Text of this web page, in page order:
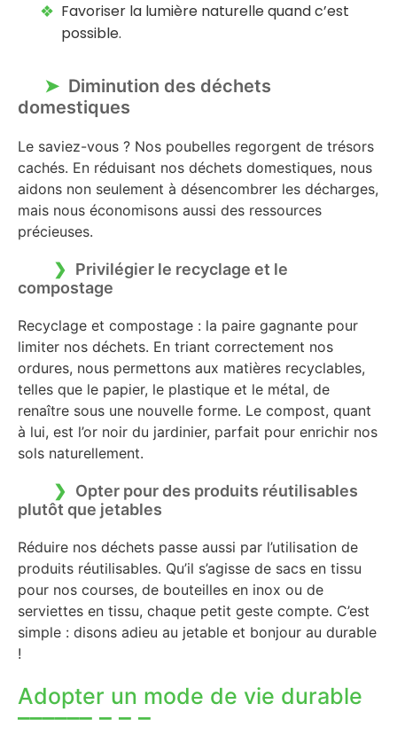
Favoriser la lumière naturelle quand c’est
possible.
Diminution des déchets
domestiques
Le saviez-vous ? Nos poubelles regorgent de trésors
cachés. En réduisant nos déchets domestiques, nous
aidons non seulement à désencombrer les décharges,
mais nous économisons aussi des ressources
précieuses.
Privilégier le recyclage et le
compostage
Recyclage et compostage : la paire gagnante pour
limiter nos déchets. En triant correctement nos
ordures, nous permettons aux matières recyclables,
telles que le papier, le plastique et le métal, de
renaître sous une nouvelle forme. Le compost, quant
à lui, est l’or noir du jardinier, parfait pour enrichir nos
sols naturellement.
Opter pour des produits réutilisables
plutôt que jetables
Réduire nos déchets passe aussi par l’utilisation de
produits réutilisables. Qu’il s’agisse de sacs en tissu
pour nos courses, de bouteilles en inox ou de
serviettes en tissu, chaque petit geste compte. C’est
simple : disons adieu au jetable et bonjour au durable
!
Adopter un mode de vie durable